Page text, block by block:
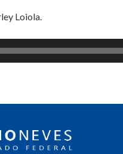
Loiola.